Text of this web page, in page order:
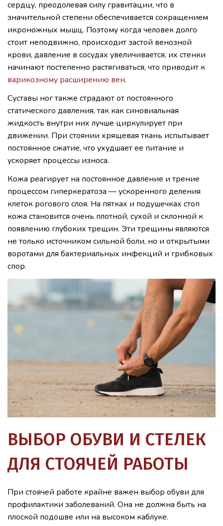
сердцу, преодолевая силу гравитации, что в
значительной степени обеспечивается сокращением
икроножных мышц. Поэтому когда человек долго
стоит неподвижно, происходит застой венозной
крови, давление в сосудах увеличивается, их стенки
начинают постепенно растягиваться, что приводит к
варикозному расширению вен.
Суставы ног также страдают от постоянного
статического давления, так как синовиальная
жидкость внутри них лучше циркулирует при
движении. При стоянии хрящевая ткань испытывает
постоянное сжатие, что ухудшает ее питание и
ускоряет процессы износа.
Кожа реагирует на постоянное давление и трение
процессом гиперкератоза — ускоренного деления
клеток рогового слоя. На пятках и подушечках стоп
кожа становится очень плотной, сухой и склонной к
появлению глубоких трещин. Эти трещины являются
не только источником сильной боли, но и открытыми
воротами для бактериальных инфекций и грибковых
спор.
ВЫБОР ОБУВИ И СТЕЛЕК
ДЛЯ СТОЯЧЕЙ РАБОТЫ
При стоячей работе крайне важен выбор обуви для
профилактики заболеваний. Она не должна быть на
плоской подошве или на высоком каблуке.